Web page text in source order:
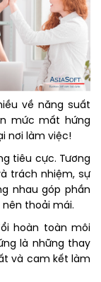
về năng suất
mức mất hứng
nơi làm việc!
tiêu cực. Tương
trách nhiệm, sự
nhau góp phần
thoải mái.
hoàn toàn môi
là những thay
và cam kết làm